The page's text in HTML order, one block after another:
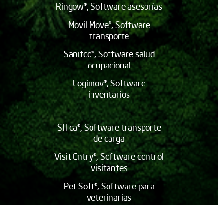
Ringow®, Software asesorías
Movil Move®, Software
transporte
Sanitco®, Software salud
ocupacional
Logimov®, Software
inventarios
SITca®, Software transporte
de carga
Visit Entry®, Software control
visitantes
Pet Soft®, Software para
veterinarias